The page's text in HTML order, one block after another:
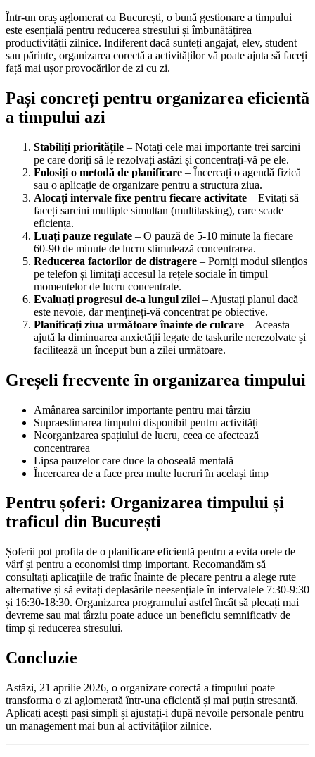
Într-un oraș aglomerat ca București, o bună gestionare a timpului
este esențială pentru reducerea stresului și îmbunătățirea
productivității zilnice. Indiferent dacă sunteți angajat, elev, student
sau părinte, organizarea corectă a activităților vă poate ajuta să faceți
față mai ușor provocărilor de zi cu zi.
Pași concreți pentru organizarea eficientă
a timpului azi
Stabiliți prioritățile – Notați cele mai importante trei sarcini
pe care doriți să le rezolvați astăzi și concentrați-vă pe ele.
Folosiți o metodă de planificare – Încercați o agendă fizică
sau o aplicație de organizare pentru a structura ziua.
Alocați intervale fixe pentru fiecare activitate – Evitați să
faceți sarcini multiple simultan (multitasking), care scade
eficiența.
Luați pauze regulate – O pauză de 5-10 minute la fiecare
60-90 de minute de lucru stimulează concentrarea.
Reducerea factorilor de distragere – Porniți modul silențios
pe telefon și limitați accesul la rețele sociale în timpul
momentelor de lucru concentrate.
Evaluați progresul de-a lungul zilei – Ajustați planul dacă
este nevoie, dar mențineți-vă concentrat pe obiective.
Planificați ziua următoare înainte de culcare – Aceasta
ajută la diminuarea anxietății legate de taskurile nerezolvate și
facilitează un început bun a zilei următoare.
Greșeli frecvente în organizarea timpului
Amânarea sarcinilor importante pentru mai târziu
Supraestimarea timpului disponibil pentru activități
Neorganizarea spațiului de lucru, ceea ce afectează
concentrarea
Lipsa pauzelor care duce la oboseală mentală
Încercarea de a face prea multe lucruri în același timp
Pentru șoferi: Organizarea timpului și
traficul din București
Șoferii pot profita de o planificare eficientă pentru a evita orele de
vârf și pentru a economisi timp important. Recomandăm să
consultați aplicațiile de trafic înainte de plecare pentru a alege rute
alternative și să evitați deplasările neesențiale în intervalele 7:30-9:30
și 16:30-18:30. Organizarea programului astfel încât să plecați mai
devreme sau mai târziu poate aduce un beneficiu semnificativ de
timp și reducerea stresului.
Concluzie
Astăzi, 21 aprilie 2026, o organizare corectă a timpului poate
transforma o zi aglomerată într-una eficientă și mai puțin stresantă.
Aplicați acești pași simpli și ajustați-i după nevoile personale pentru
un management mai bun al activităților zilnice.